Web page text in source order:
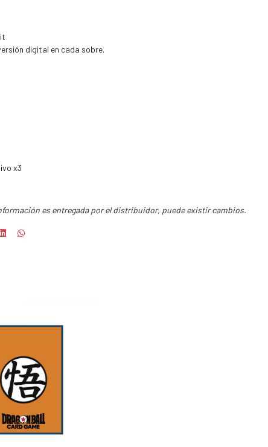
digital en cada sobre.
x3
es entregada por el distribuidor, puede existir cambios.